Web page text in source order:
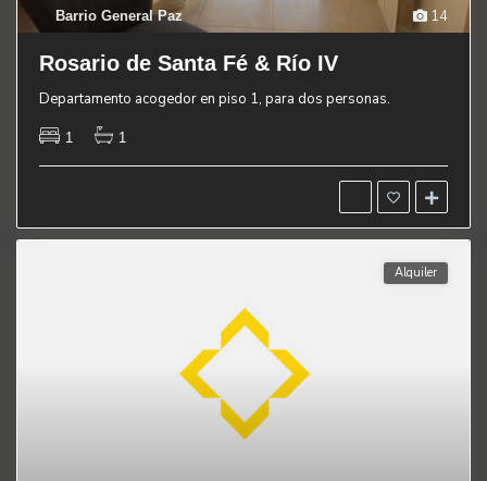
14
Barrio General Paz
Rosario de Santa Fé & Río IV
Departamento acogedor en piso 1, para dos personas.
1 1
Alquiler